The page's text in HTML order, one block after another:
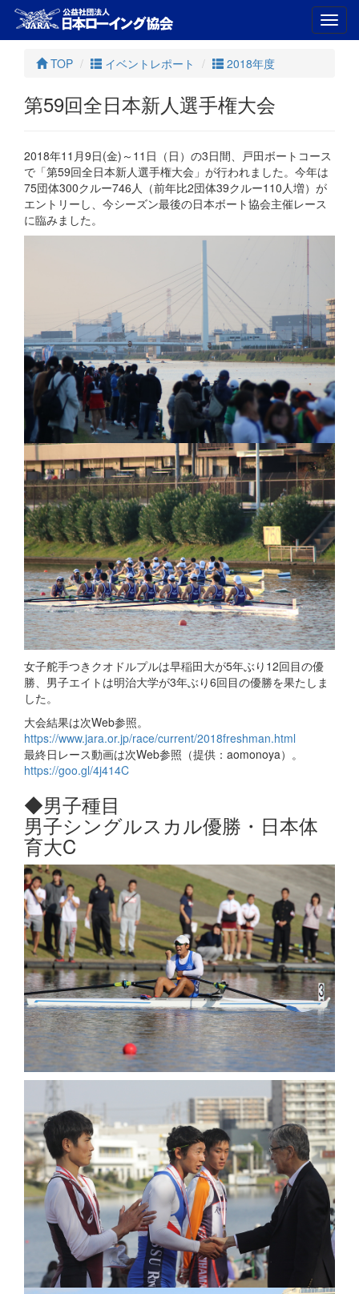
TOP
イベントレポート 2018年度
第59回全日本新人選手権大会
2018年11月9日(金)～11日（日）の3日間、戸田ボートコース
で「第59回全日本新人選手権大会」が行われました。今年は
75団体300クルー746人（前年比2団体39クルー110人増）が
エントリーし、今シーズン最後の日本ボート協会主催レース
に臨みました。
女子舵手つきクオドルプルは早稲田大が5年ぶり12回目の優
勝、男子エイトは明治大学が3年ぶり6回目の優勝を果たしま
した。
大会結果は次Web参照。
https://www.jara.or.jp/race/current/2018freshman.html
最終日レース動画は次Web参照（提供：aomonoya）。
https://goo.gl/4j414C
◆男子種目
男子シングルスカル優勝・日本体
育大C